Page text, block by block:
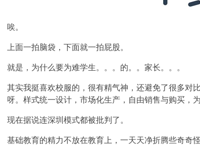
唉。
上面一拍脑袋，下面就一拍屁股。
就是，为什么要为难学生。。。的。。家长。。。
其实我挺喜欢校服的，很有精气神，还避免了很多对
呀。样式统一设计，市场化生产，自由销售与购买，
现在据说连深圳模式都被批判了。
基础教育的精力不放在教育上，一天天净折腾些奇奇